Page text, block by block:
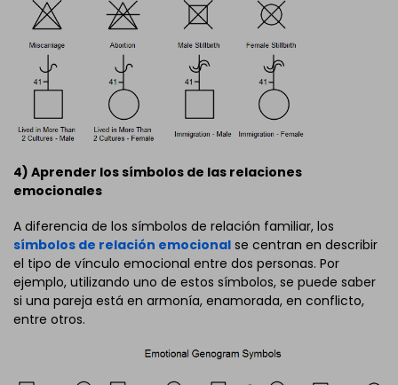
4) Aprender los símbolos de las relaciones
emocionales
A diferencia de los símbolos de relación familiar, los
símbolos de relación emocional se centran en describir
el tipo de vínculo emocional entre dos personas. Por
ejemplo, utilizando uno de estos símbolos, se puede saber
si una pareja está en armonía, enamorada, en conflicto,
entre otros.